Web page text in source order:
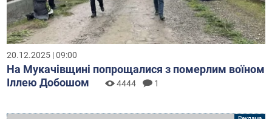
20.12.2025 | 09:00
На Мукачівщині попрощалися з померлим воїном
Іллею Добошом
4444 1